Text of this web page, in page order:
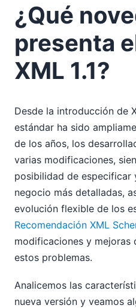
¿Qué
presenta
XML 1.1?
Desde la introducción de
estándar ha sido
de los años, los
varias modificaciones,
posibilidad de especificar
negocio más detalladas,
evolución flexible de los
Recomendación XML
modificaciones y mejoras
estos problemas.
Analicemos las
nueva versión y veamos